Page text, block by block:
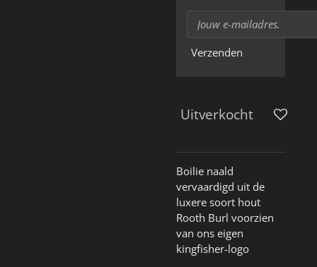
Verzenden
Uitverkocht
Boilie naald
vervaardigd uit de
luxere soort hout
Rooth Burl voorzien
van ons eigen
kingfisher-logo